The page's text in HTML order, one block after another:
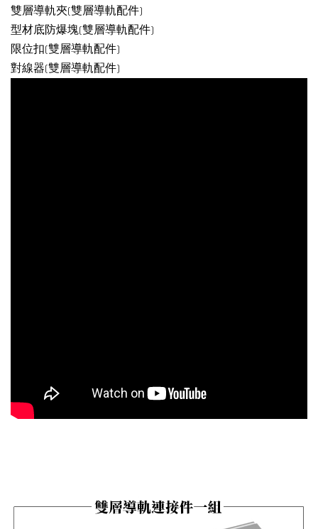
雙層導軌夾(雙層導軌配件)
型材底防爆塊(雙層導軌配件)
限位扣(雙層導軌配件)
對線器(雙層導軌配件)